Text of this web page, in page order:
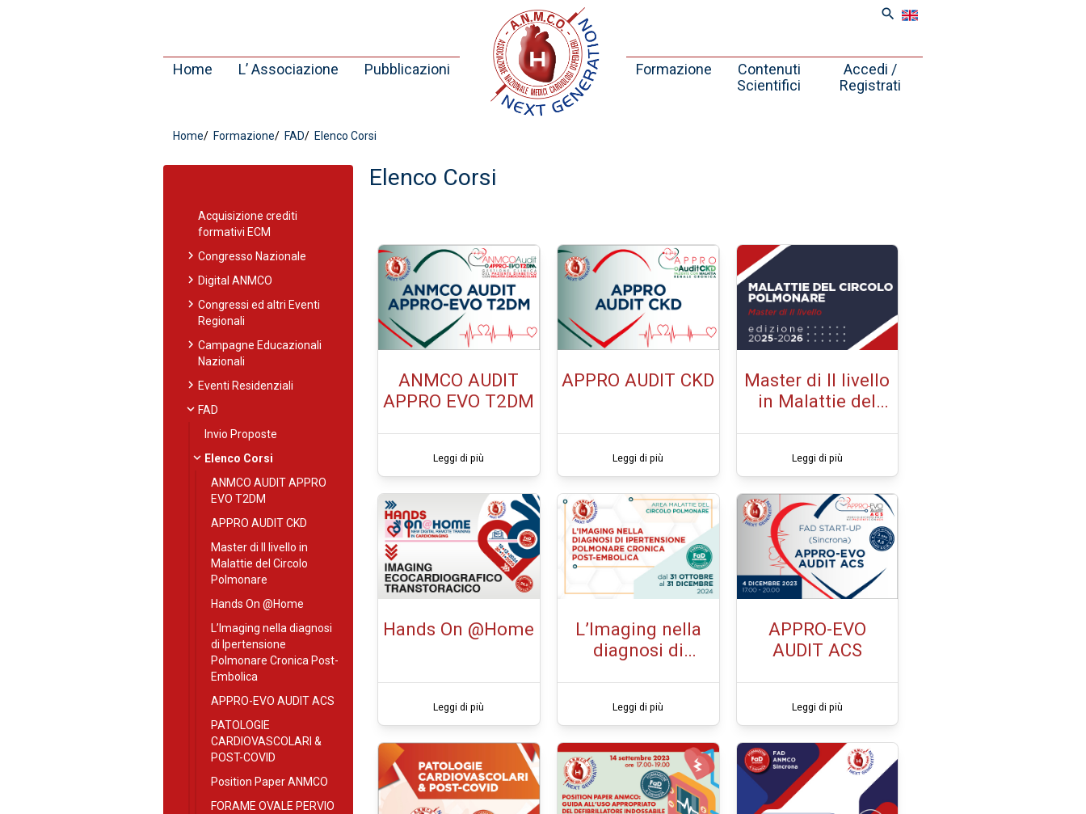
search
Home L’ Associazione Pubblicazioni Formazione
Contenuti
Scientifici
Accedi /
Registrati
Home Formazione FAD Elenco Corsi
Acquisizione crediti
formativi ECM
chevron_rightCongresso Nazionale
chevron_rightDigital ANMCO
chevron_rightCongressi ed altri Eventi
Regionali
chevron_rightCampagne Educazionali
Nazionali
chevron_rightEventi Residenziali
expand_moreFAD
Invio Proposte
expand_more Elenco Corsi
ANMCO AUDIT APPRO
EVO T2DM
APPRO AUDIT CKD
Master di II livello in
Malattie del Circolo
Polmonare
Hands On @Home
L’Imaging nella diagnosi
di Ipertensione
Polmonare Cronica Post-
Embolica
APPRO-EVO AUDIT ACS
PATOLOGIE
CARDIOVASCOLARI &
POST-COVID
Position Paper ANMCO
FORAME OVALE PERVIO
Elenco Corsi
ANMCO AUDIT
APPRO EVO T2DM
Leggi di più
APPRO AUDIT CKD
Leggi di più
Master di II livello
in Malattie del
Leggi di più
Hands On @Home
Leggi di più
L’Imaging nella
diagnosi di
Cronica Post-
Leggi di più
APPRO-EVO
AUDIT ACS
Leggi di più